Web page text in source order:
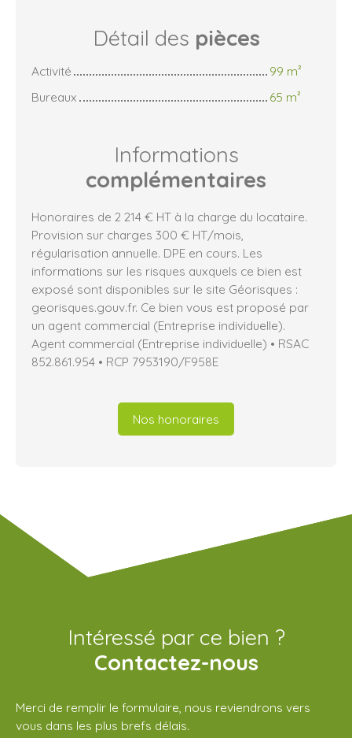
Détail des pièces
Activité
99 m²
Bureaux
65 m²
Informations
complémentaires
Honoraires de 2 214 € HT à la charge du locataire.
Provision sur charges 300 € HT/mois,
régularisation annuelle. DPE en cours. Les
informations sur les risques auxquels ce bien est
exposé sont disponibles sur le site Géorisques :
georisques.gouv.fr. Ce bien vous est proposé par
un agent commercial (Entreprise individuelle).
Agent commercial (Entreprise individuelle) • RSAC
852.861.954 • RCP 7953190/F958E
Nos honoraires
Intéressé par ce bien ?
Contactez-nous
Merci de remplir le formulaire, nous reviendrons vers
vous dans les plus brefs délais.